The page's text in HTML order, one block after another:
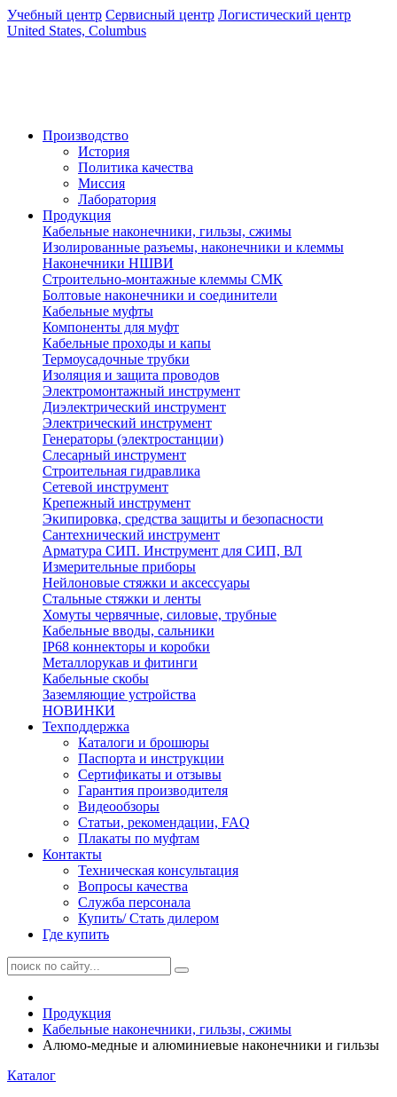
Учебный центр Сервисный центр Логистический центр
United States, Columbus
Производство
История
Политика качества
Миссия
Лаборатория
Продукция
Кабельные наконечники, гильзы, сжимы
Изолированные разъемы, наконечники и клеммы
Наконечники НШВИ
Строительно-монтажные клеммы СМК
Болтовые наконечники и соединители
Кабельные муфты
Компоненты для муфт
Кабельные проходы и капы
Термоусадочные трубки
Изоляция и защита проводов
Электромонтажный инструмент
Диэлектрический инструмент
Электрический инструмент
Генераторы (электростанции)
Слесарный инструмент
Строительная гидравлика
Сетевой инструмент
Крепежный инструмент
Экипировка, средства защиты и безопасности
Сантехнический инструмент
Арматура СИП. Инструмент для СИП, ВЛ
Измерительные приборы
Нейлоновые стяжки и аксессуары
Стальные стяжки и ленты
Хомуты червячные, силовые, трубные
Кабельные вводы, сальники
IP68 коннекторы и коробки
Металлорукав и фитинги
Кабельные скобы
Заземляющие устройства
НОВИНКИ
Техподдержка
Каталоги и брошюры
Паспорта и инструкции
Сертификаты и отзывы
Гарантия производителя
Видеообзоры
Статьи, рекомендации, FAQ
Плакаты по муфтам
Контакты
Техническая консультация
Вопросы качества
Служба персонала
Купить/ Стать дилером
Где купить
Продукция
Кабельные наконечники, гильзы, сжимы
Алюмо-медные и алюминиевые наконечники и гильзы
Каталог